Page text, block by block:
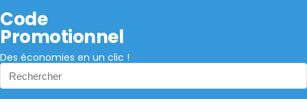
Code
Promotionnel
Des économies en un clic !